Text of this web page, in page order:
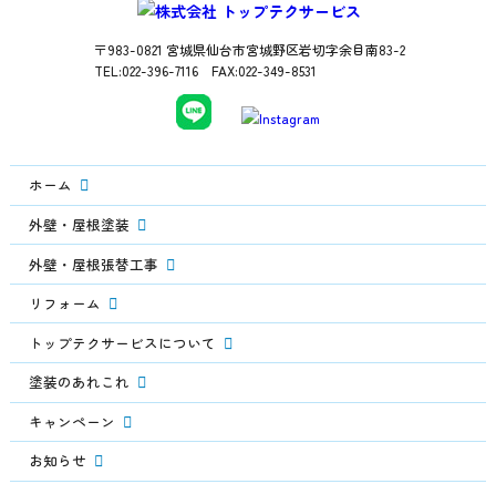
〒983-0821 宮城県仙台市宮城野区岩切字余目南83-2
TEL:022-396-7116 FAX:022-349-8531
ホーム
外壁・屋根塗装
外壁・屋根張替工事
リフォーム
トップテクサービスについて
塗装のあれこれ
キャンペーン
お知らせ